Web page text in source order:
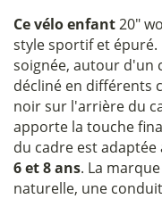
Ce vélo enfant20"
style sportif et
soignée, autour d'un
décliné en différents
noir sur l'arrière du
apporte la touche
du cadre est
6 et 8 ans. La
naturelle, une